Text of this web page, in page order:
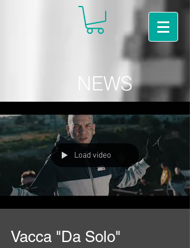
NEWS
Load video
Vacca "Da Solo"